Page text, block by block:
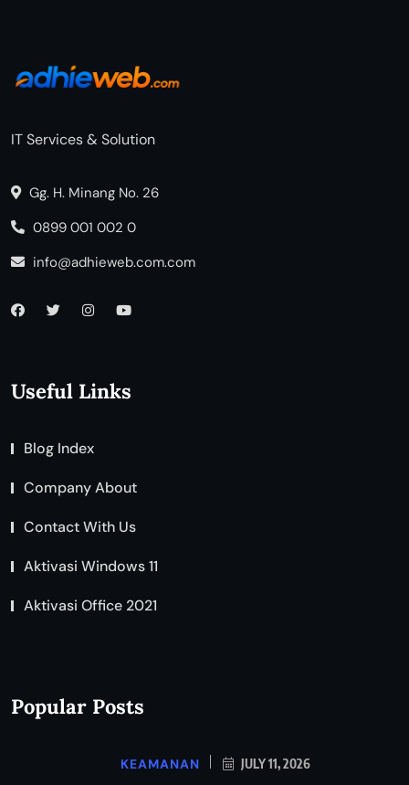
IT Services & Solution
Gg. H. Minang No. 26
0899 001 002 0
info@adhieweb.com.com
Useful Links
Blog Index
Company About
Contact With Us
Aktivasi Windows 11
Aktivasi Office 2021
Popular Posts
KEAMANAN JULY 11, 2026